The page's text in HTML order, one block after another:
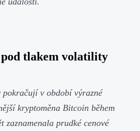
tlakem volatility
pokračují v období výrazné
kryptoměna Bitcoin během
zaznamenala prudké cenové